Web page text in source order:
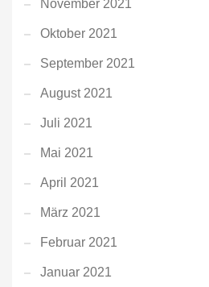
November 2021
Oktober 2021
September 2021
August 2021
Juli 2021
Mai 2021
April 2021
März 2021
Februar 2021
Januar 2021